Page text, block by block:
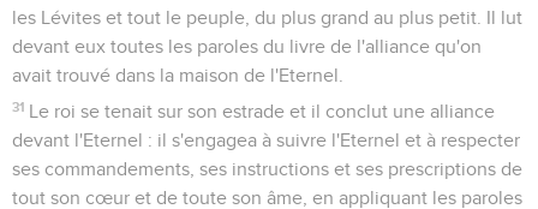
les Lévites et tout le peuple, du plus grand au plus petit. Il lut
devant eux toutes les paroles du livre de l'alliance qu'on
avait trouvé dans la maison de l'Eternel.
31 Le roi se tenait sur son estrade et il conclut une alliance
devant l'Eternel : il s'engagea à suivre l'Eternel et à respecter
ses commandements, ses instructions et ses prescriptions de
tout son cœur et de toute son âme, en appliquant les paroles